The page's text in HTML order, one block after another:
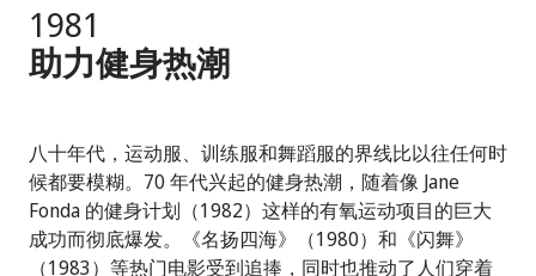
1981
助力健身热潮
八十年代，运动服、训练服和舞蹈服的界线比以往任何时
候都要模糊。70 年代兴起的健身热潮，随着像 Jane
Fonda 的健身计划（1982）这样的有氧运动项目的巨大
成功而彻底爆发。《名扬四海》（1980）和《闪舞》
（1983）等热门电影受到追捧，同时也推动了人们穿着